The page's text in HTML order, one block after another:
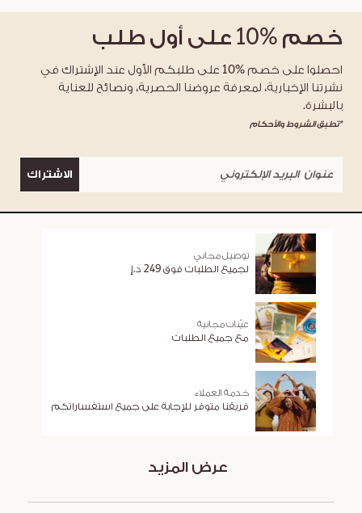
خصم %10 على أول طلب
احصلوا على خصم %10 على طلبكم الأول عند الإشتراك في
نشرتنا الإخبارية، لمعرفة عروضنا الحصرية، ونصائح للعناية
بالبشرة.
*تطبق الشروط والأحكام
الاشتراك
توصيل مجاني
لجميع الطلبات فوق 249 د.إ
عيّنات مجانية
مع جميع الطلبات
خدمة العملاء
فريقنا متوفر للإجابة على جميع استفساراتكم
عرض المزيد